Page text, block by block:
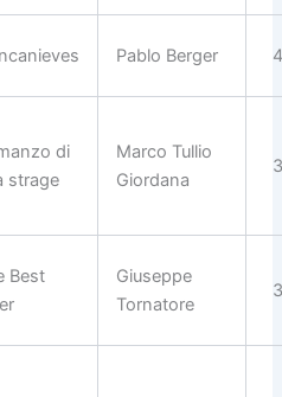
Pablo Berger 4
di
strage
Marco Tullio
Giordana
3
Best
Giuseppe
Tornatore
3